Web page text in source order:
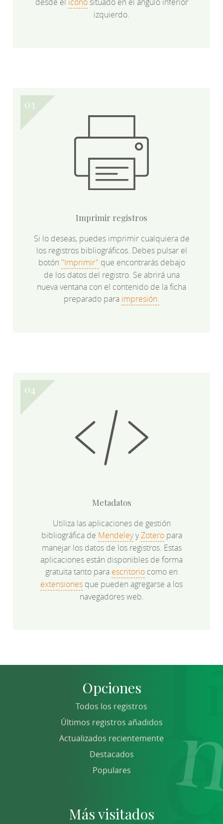
izquierdo.
Imprimir registros
Si lo deseas, puedes imprimir cualquiera de
los registros bibliográficos. Debes pulsar el
botón "Imprimir" que encontrarás debajo
de los datos del registro. Se abrirá una
nueva ventana con el contenido de la ficha
preparado para impresión.
Metadatos
Utiliza las aplicaciones de gestión
bibliográfica de MendeleyyZoteropara
manejar los datos de los registros. Estas
aplicaciones están disponibles de forma
gratuita tanto para escritorio como en
extensiones que pueden agregarse a los
navegadores web.
Opciones
Todos los registros
Últimos registros añadidos
Actualizados recientemente
Destacados
Populares
Más visitados